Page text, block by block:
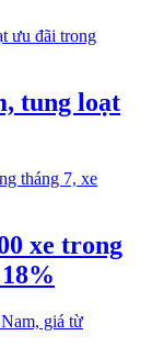
tung loạt
xe trong